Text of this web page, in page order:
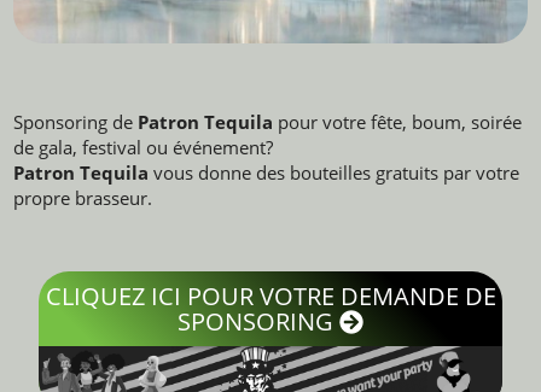
Sponsoring de Patron Tequila pour votre fête, boum, soirée
de gala, festival ou événement?
Patron Tequila vous donne des bouteilles gratuits par votre
propre brasseur.
CLIQUEZ ICI POUR VOTRE DEMANDE DE
SPONSORING